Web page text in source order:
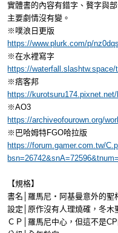
實體書的內容有錯字、贅字與
主要劇情沒有變。
※噗浪日更版
https://www.plurk.com/p/nz0dqs
※在水裡寫字
https://waterfall.slashtw.space/
※痞客邦
https://
※AO3
https://archiveofourown.org/
※巴哈姆特FGO哈拉版
https://forum.gamer.com.tw/
【規格】
書名│羅馬尼‧阿基曼意外的聖
設定│原作沒有人理燒確，冬木
ＣＰ│羅馬尼中心，但這不是